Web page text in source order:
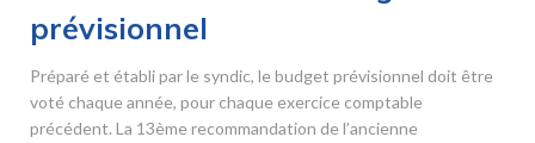
prévisionnel
Préparé et établi par le syndic, le budget prévisionnel doit être
voté chaque année, pour chaque exercice comptable
précédent. La 13ème recommandation de l’ancienne